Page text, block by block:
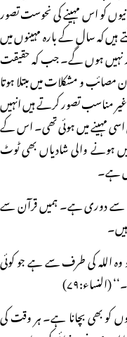
کو اس مہینے کی نحوست تصور
کہ سال کے بارہ مہینوں میں
نہیں ہوں گے۔ جب کہ حقیقت
و مشکلات میں مبتلا ہوتا
مناسب تصور کرتے ہیں انہیں
مہینے میں ہوئی تھی۔ اس کے
میں ہونے والی شادیاں بھی ٹوٹ
ہے۔
سے دوری ہے۔ ہمیں قرآن سے
تو وہ اللہ کی طرف سے ہے جو کوئی
کو بھی بچانا ہے۔ ہر وقت کی